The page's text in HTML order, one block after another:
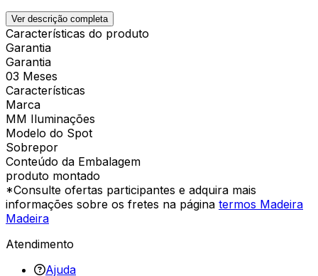
Ver descrição completa
Características do produto
Garantia
Garantia
03 Meses
Características
Marca
MM Iluminações
Modelo do Spot
Sobrepor
Conteúdo da Embalagem
produto montado
*Consulte ofertas participantes e adquira mais
informações sobre os fretes na página termos Madeira
Madeira
Atendimento
Ajuda